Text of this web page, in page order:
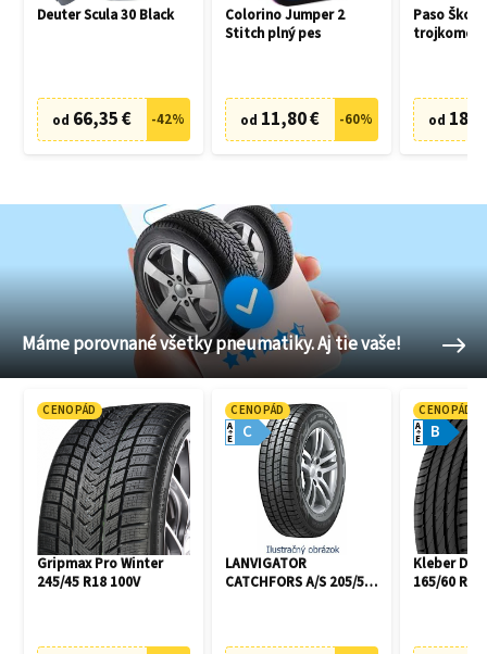
Deuter Scula 30 Black
od 66,35 € -42%
Colorino Jumper 2
Stitch plný pes
od 11,80 € -60%
Paso
od
Máme porovnané všetky pneumatiky. Aj tie vaše!
CENOPÁD
Gripmax Pro Winter
245/45 R18 100V
CENOPÁD
C
A
E
LANVIGATOR
CATCHFORS A/S 205/55
CENOPÁD
B
A
E
Kleber
165/60 R14